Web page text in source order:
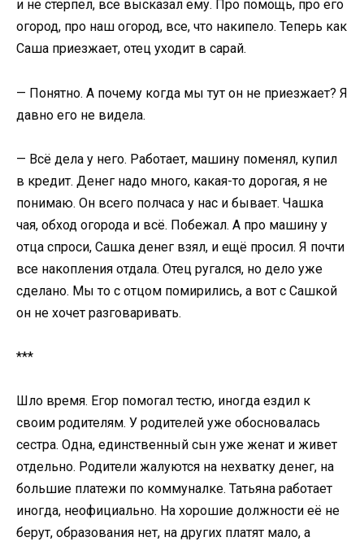
и не стерпел, все высказал ему. Про помощь, про его
огород, про наш огород, все, что накипело. Теперь как
Саша приезжает, отец уходит в сарай.
— Понятно. А почему когда мы тут он не приезжает? Я
давно его не видела.
— Всё дела у него. Работает, машину поменял, купил
в кредит. Денег надо много, какая-то дорогая, я не
понимаю. Он всего полчаса у нас и бывает. Чашка
чая, обход огорода и всё. Побежал. А про машину у
отца спроси, Сашка денег взял, и ещё просил. Я почти
все накопления отдала. Отец ругался, но дело уже
сделано. Мы то с отцом помирились, а вот с Сашкой
он не хочет разговаривать.
***
Шло время. Егор помогал тестю, иногда ездил к
своим родителям. У родителей уже обосновалась
сестра. Одна, единственный сын уже женат и живет
отдельно. Родители жалуются на нехватку денег, на
большие платежи по коммуналке. Татьяна работает
иногда, неофициально. На хорошие должности её не
берут, образования нет, на других платят мало, а